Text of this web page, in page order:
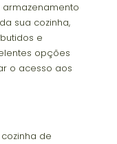
sua cozinha,
e
opções
o acesso aos
de